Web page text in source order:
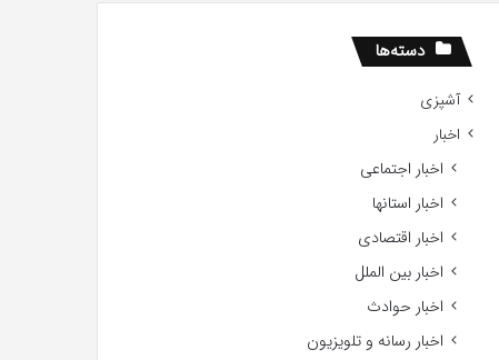
دسته‌ها
آشپزی
اخبار
اخبار اجتماعی
اخبار استانها
اخبار اقتصادی
اخبار بین الملل
اخبار حوادث
اخبار رسانه و تلویزیون